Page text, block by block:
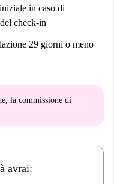
in caso di
check-in
29 giorni o meno
la commissione di
avrai: